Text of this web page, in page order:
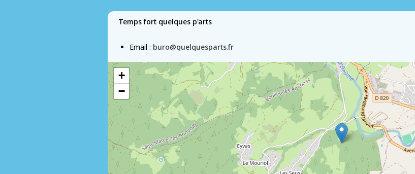
Temps fort quelques p'arts
Email : buro@quelquesparts.fr
+
−